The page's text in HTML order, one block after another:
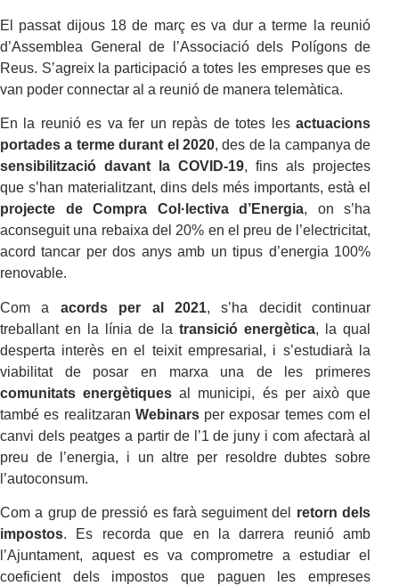
El passat dijous 18 de març es va dur a terme la reunió
d’Assemblea General de l’Associació dels Polígons de
Reus. S’agreix la participació a totes les empreses que es
van poder connectar al a reunió de manera telemàtica.
En la reunió es va fer un repàs de totes les actuacions
portades a terme durant el 2020, des de la campanya de
sensibilització davant la COVID-19, fins als projectes
que s’han materialitzant, dins dels més importants, està el
projecte de Compra Col·lectiva d’Energia, on s’ha
aconseguit una rebaixa del 20% en el preu de l’electricitat,
acord tancar per dos anys amb un tipus d’energia 100%
renovable.
Com a acords per al 2021, s’ha decidit continuar
treballant en la línia de la transició energètica, la qual
desperta interès en el teixit empresarial, i s’estudiarà la
viabilitat de posar en marxa una de les primeres
comunitats energètiques al municipi, és per això que
també es realitzaran Webinarsper exposar temes com el
canvi dels peatges a partir de l’1 de juny i com afectarà al
preu de l’energia, i un altre per resoldre dubtes sobre
l’autoconsum.
Com a grup de pressió es farà seguiment del retorn dels
impostos. Es recorda que en la darrera reunió amb
l’Ajuntament, aquest es va comprometre a estudiar el
coeficient dels impostos que paguen les empreses